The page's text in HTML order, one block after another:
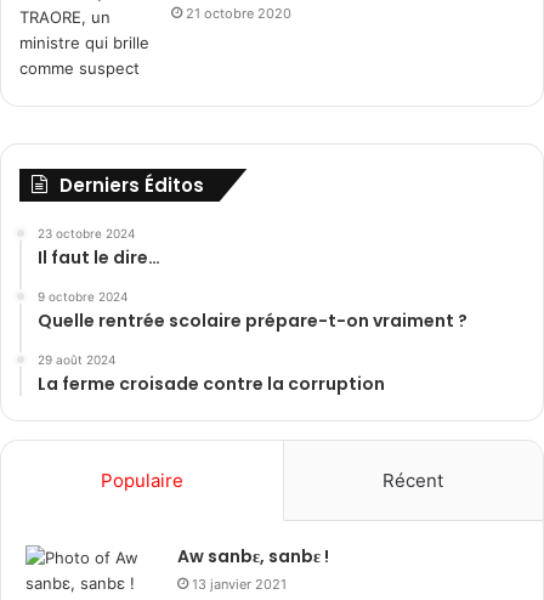
21 octobre 2020
Derniers Éditos
23 octobre 2024
Il faut le dire…
9 octobre 2024
Quelle rentrée scolaire prépare-t-on vraiment ?
29 août 2024
La ferme croisade contre la corruption
Populaire Récent
Aw sanbɛ, sanbɛ !
13 janvier 2021